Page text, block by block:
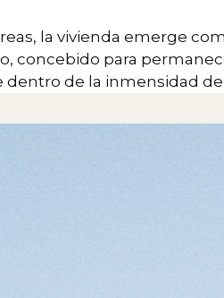
la vivienda emerge
concebido para
de la inmensidad